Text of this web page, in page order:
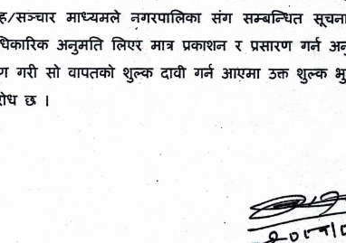
बेसीशहर नगरपालिकाको क्षेत्रभित्र वालुवा तथा वालुवा